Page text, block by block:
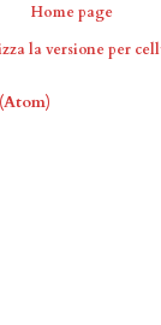
Home page
la versione per